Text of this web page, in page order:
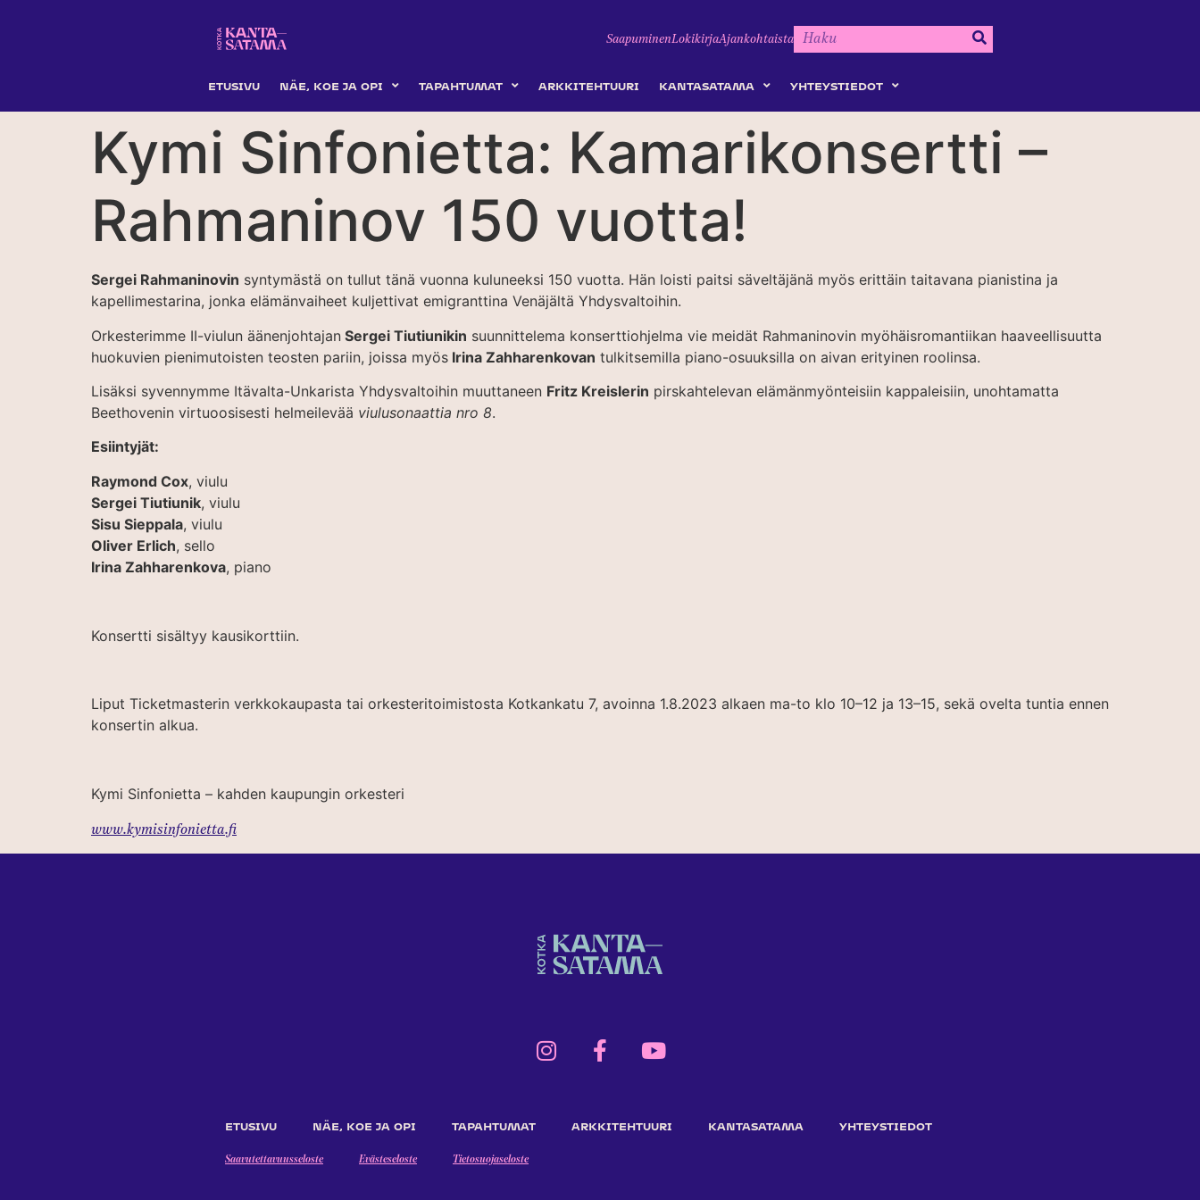
SaapuminenLokikirjaAjankohtaista
ETUSIVU NÄE, KOE JA OPI TAPAHTUMAT ARKKITEHTUURI KANTASATAMA YHTEYSTIEDOT
Kymi Sinfonietta: Kamarikonsertti –
Rahmaninov 150 vuotta!
Sergei Rahmaninovin syntymästä on tullut tänä vuonna kuluneeksi 150 vuotta. Hän loisti paitsi säveltäjänä myös erittäin taitavana pianistina ja
kapellimestarina, jonka elämänvaiheet kuljettivat emigranttina Venäjältä Yhdysvaltoihin.
Orkesterimme II-viulun äänenjohtajan Sergei Tiutiunikin suunnittelema konserttiohjelma vie meidät Rahmaninovin myöhäisromantiikan haaveellisuutta
huokuvien pienimutoisten teosten pariin, joissa myös Irina Zahharenkovan tulkitsemilla piano-osuuksilla on aivan erityinen roolinsa.
Lisäksi syvennymme Itävalta-Unkarista Yhdysvaltoihin muuttaneen Fritz Kreislerin pirskahtelevan elämänmyönteisiin kappaleisiin, unohtamatta
Beethovenin virtuoosisesti helmeilevää viulusonaattia nro 8.
Esiintyjät:
Raymond Cox, viulu
Sergei Tiutiunik, viulu
Sisu Sieppala, viulu
Oliver Erlich, sello
Irina Zahharenkova, piano
Konsertti sisältyy kausikorttiin.
Liput Ticketmasterin verkkokaupasta tai orkesteritoimistosta Kotkankatu 7, avoinna 1.8.2023 alkaen ma-to klo 10–12 ja 13–15, sekä ovelta tuntia ennen
konsertin alkua.
Kymi Sinfonietta – kahden kaupungin orkesteri
www.kymisinfonietta.fi
ETUSIVU NÄE, KOE JA OPI TAPAHTUMAT ARKKITEHTUURI KANTASATAMA YHTEYSTIEDOT
Saavutettavuusseloste Evästeseloste Tietosuojaseloste